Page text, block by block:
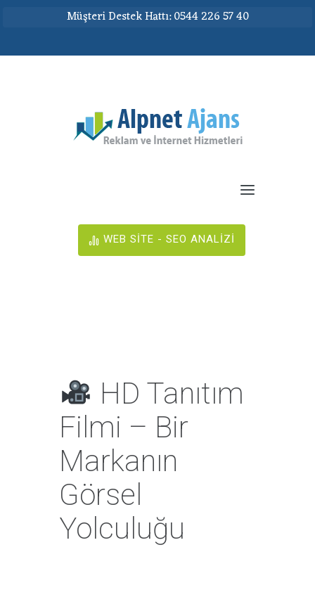
Müşteri Destek Hattı: 0544 226 57 40
WEB SİTE - SEO ANALİZİ
HD Tanıtım
Filmi – Bir
Markanın
Görsel
Yolculuğu